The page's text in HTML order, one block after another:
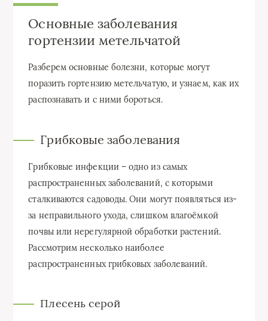
Основные заболевания
гортензии метельчатой
Разберем основные болезни, которые могут
поразить гортензию метельчатую, и узнаем, как их
распознавать и с ними бороться.
Грибковые заболевания
Грибковые инфекции – одно из самых
распространенных заболеваний, с которыми
сталкиваются садоводы. Они могут появляться из-
за неправильного ухода, слишком влагоёмкой
почвы или нерегулярной обработки растений.
Рассмотрим несколько наиболее
распространенных грибковых заболеваний.
Плесень серой